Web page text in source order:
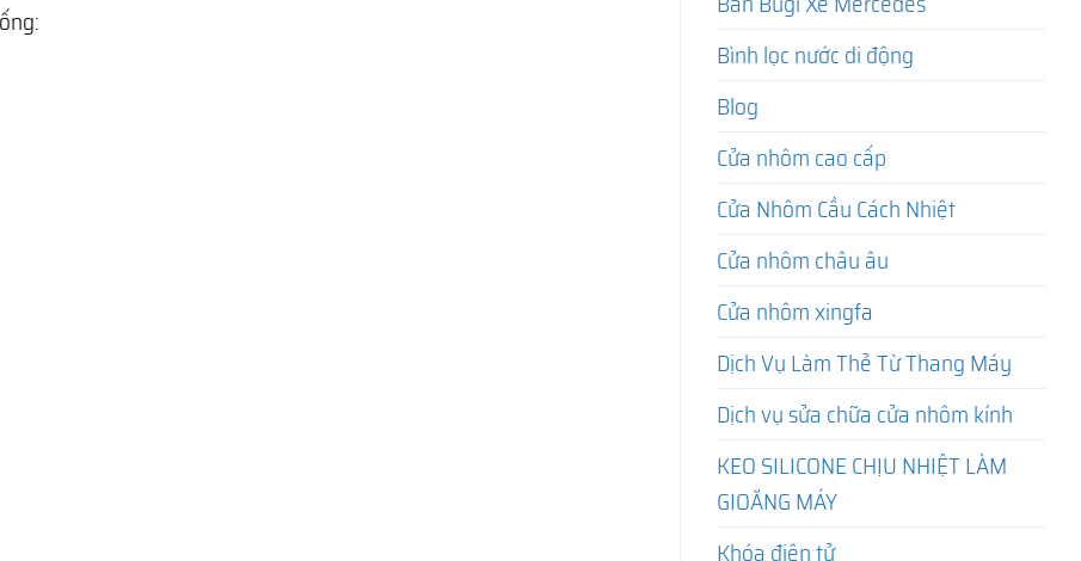
Bình lọc nước di động
Blog
Cửa nhôm cao cấp
Cửa Nhôm Cầu Cách Nhiệt
Cửa nhôm châu âu
Cửa nhôm xingfa
Dịch Vụ Làm Thẻ Từ Thang Máy
Dịch vụ sửa chữa cửa nhôm kính
KEO SILICONE CHỊU NHIỆT LÀM
GIOĂNG MÁY
Khóa điện tử